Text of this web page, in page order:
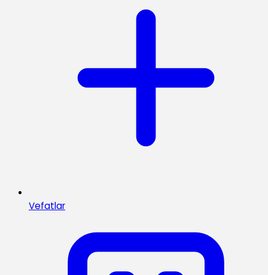
Vefatlar